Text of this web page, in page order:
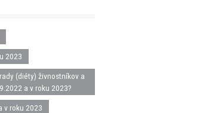
2023
(diéty) živnostníkov a
a v roku 2023?
v roku 2023